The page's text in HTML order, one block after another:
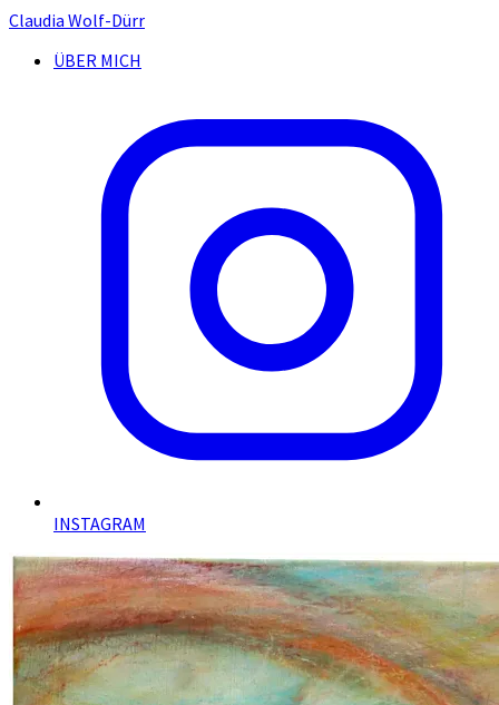
Claudia Wolf-Dürr
ÜBER MICH
INSTAGRAM